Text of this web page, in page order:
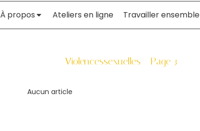
À propos Ateliers en ligne Travailler ensemble
Violencessexuelles - Page 3
Aucun article